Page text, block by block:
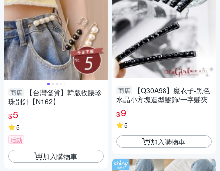
商店
【台灣發貨】韓版收腰珍
珠別針【N162】
$5
5
活動
加入購物車
商店
【Q30A98】魔衣子-黑色
水晶小方塊造型髮飾/一字髮夾
$9
5
加入購物車